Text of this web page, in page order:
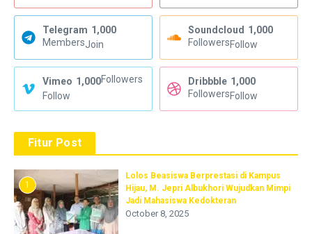
Telegram 1,000
MembersJoin
Soundcloud 1,000
FollowersFollow
Vimeo 1,000Followers
Follow
Dribbble 1,000
FollowersFollow
Fitur Post
1
Lolos Beasiswa Berprestasi di Kampus
Hijau, M. Jepri Albukhori Wujudkan Mimpi
Jadi Mahasiswa Kedokteran
October 8, 2025